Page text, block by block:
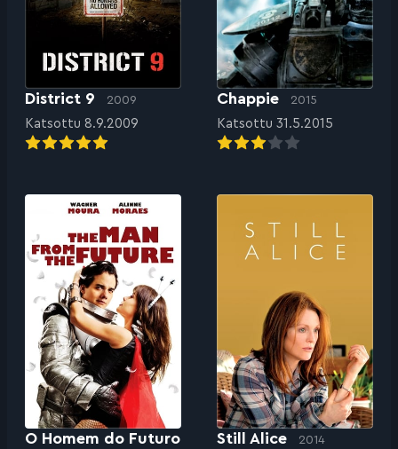
District 9 2009
Katsottu 8.9.2009
Chappie 2015
Katsottu 31.5.2015
O Homem do Futuro Still Alice 2014